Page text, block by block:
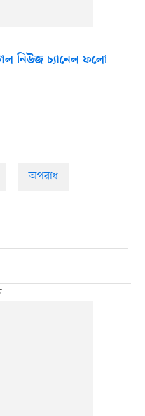
নিউজ চ্যানেল ফলো
অপরাধ